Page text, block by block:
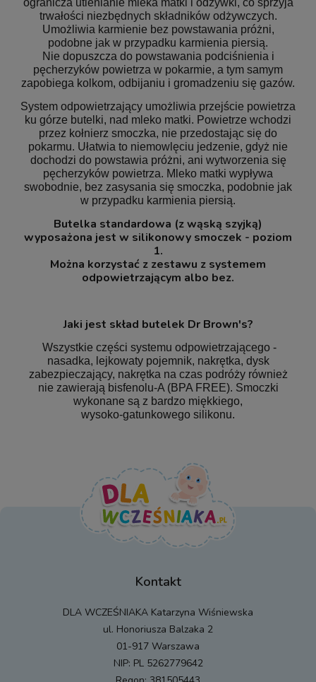
trwałości niezbędnych składników odżywczych.
Umożliwia karmienie bez powstawania próżni,
podobne jak w przypadku karmienia piersią.
Nie dopuszcza do powstawania podciśnienia i
pęcherzyków powietrza w pokarmie, a tym samym
zapobiega kolkom, odbijaniu i gromadzeniu się gazów.
System odpowietrzający umożliwia przejście powietrza
ku górze butelki, nad mleko matki. Powietrze wchodzi
przez kołnierz smoczka, nie przedostając się do
pokarmu. Ułatwia to niemowlęciu jedzenie, gdyż nie
dochodzi do powstawia próżni, ani wytworzenia się
pęcherzyków powietrza. Mleko matki wypływa
swobodnie, bez zasysania się smoczka, podobnie jak
w przypadku karmienia piersią.
Butelka standardowa (z wąską szyjką)
wyposażona jest w silikonowy smoczek - poziom
1.
Można korzystać z zestawu z systemem
odpowietrzającym albo bez.
Jaki jest skład butelek Dr Brown's?
Wszystkie części systemu odpowietrzającego -
nasadka, lejkowaty pojemnik, nakrętka, dysk
zabezpieczający, nakrętka na czas podróży również
nie zawierają bisfenolu-A (BPA FREE). Smoczki
wykonane są z bardzo miękkiego,
wysoko-gatunkowego silikonu.
Kontakt
DLA WCZEŚNIAKA Katarzyna Wiśniewska
ul. Honoriusza Balzaka 2
01-917 Warszawa
NIP: PL 5262779642